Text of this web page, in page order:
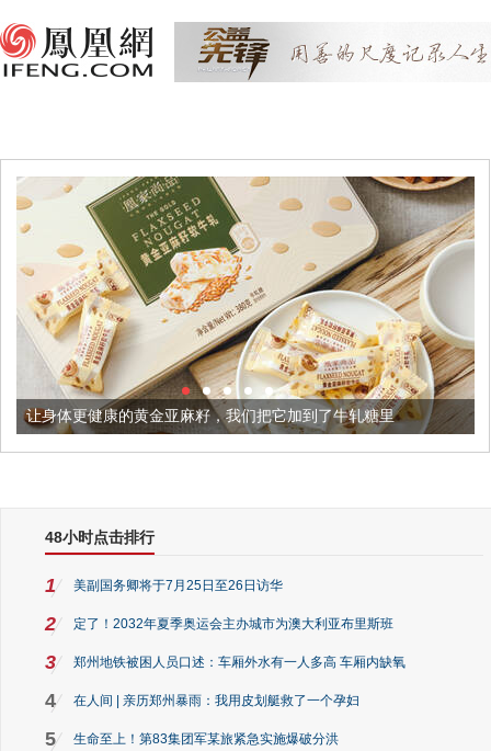
健康的黄金亚麻籽，我们把它加到了牛轧糖里 被列入佛
48小时点击排行
1 美副国务卿将于7月25日至26日访华
2 定了！2032年夏季奥运会主办城市为澳大利亚布里斯班
3 郑州地铁被困人员口述：车厢外水有一人多高 车厢内缺氧
4 在人间 | 亲历郑州暴雨：我用皮划艇救了一个孕妇
5 生命至上！第83集团军某旅紧急实施爆破分洪